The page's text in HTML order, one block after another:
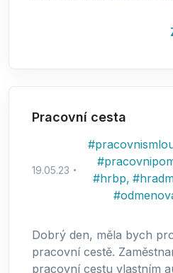
Pracovní cesta
19.05.23
#
#
#hrbp, #
#
Dobrý den, měla bych
pracovní cestě.
pracovní cestu vlastním